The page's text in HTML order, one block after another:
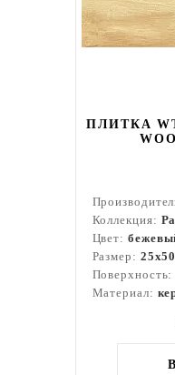
ПЛИТКА
Коллекция:
Цвет:
Размер:
Материал: